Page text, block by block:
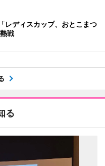
レディスカップ、おとこまつ
戦
る